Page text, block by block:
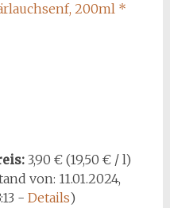
200ml *
3,90 € (19,50 € / l)
von: 11.01.2024,
- Details)